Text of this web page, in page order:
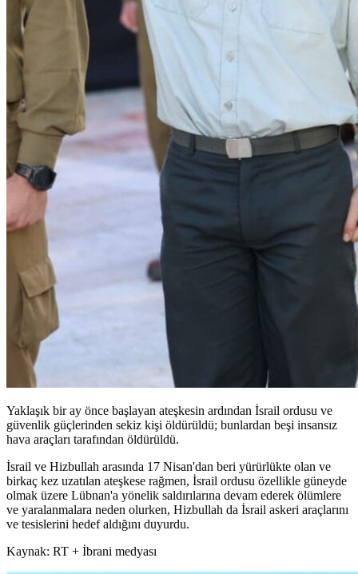
Yaklaşık bir ay önce başlayan ateşkesin ardından İsrail ordusu ve
güvenlik güçlerinden sekiz kişi öldürüldü; bunlardan beşi insansız
hava araçları tarafından öldürüldü.
İsrail ve Hizbullah arasında 17 Nisan'dan beri yürürlükte olan ve
birkaç kez uzatılan ateşkese rağmen, İsrail ordusu özellikle güneyde
olmak üzere Lübnan'a yönelik saldırılarına devam ederek ölümlere
ve yaralanmalara neden olurken, Hizbullah da İsrail askeri araçlarını
ve tesislerini hedef aldığını duyurdu.
Kaynak: RT + İbrani medyası